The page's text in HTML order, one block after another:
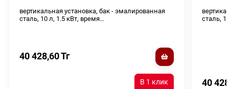
вертикальная установка, бак - эмалированная
сталь, 10 л, 1.5 кВт, время...
40 428,60Тг
сталь,
40